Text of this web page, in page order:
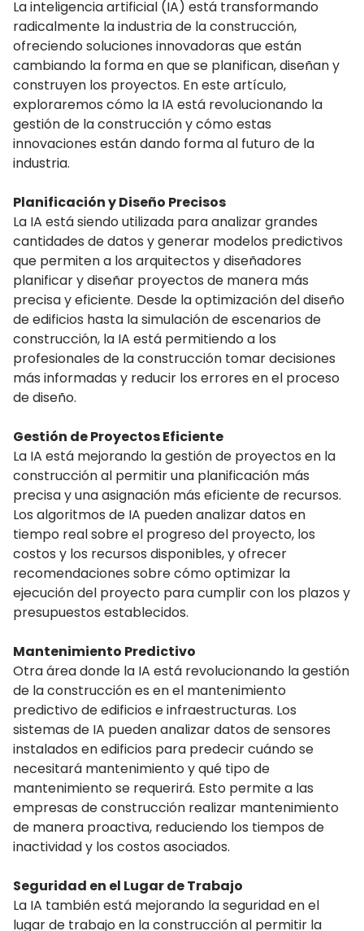
La inteligencia artificial (IA) está transformando
radicalmente la industria de la construcción,
ofreciendo soluciones innovadoras que están
cambiando la forma en que se planifican, diseñan y
construyen los proyectos. En este artículo,
exploraremos cómo la IA está revolucionando la
gestión de la construcción y cómo estas
innovaciones están dando forma al futuro de la
industria.
Planificación y Diseño Precisos
La IA está siendo utilizada para analizar grandes
cantidades de datos y generar modelos predictivos
que permiten a los arquitectos y diseñadores
planificar y diseñar proyectos de manera más
precisa y eficiente. Desde la optimización del diseño
de edificios hasta la simulación de escenarios de
construcción, la IA está permitiendo a los
profesionales de la construcción tomar decisiones
más informadas y reducir los errores en el proceso
de diseño.
Gestión de Proyectos Eficiente
La IA está mejorando la gestión de proyectos en la
construcción al permitir una planificación más
precisa y una asignación más eficiente de recursos.
Los algoritmos de IA pueden analizar datos en
tiempo real sobre el progreso del proyecto, los
costos y los recursos disponibles, y ofrecer
recomendaciones sobre cómo optimizar la
ejecución del proyecto para cumplir con los plazos y
presupuestos establecidos.
Mantenimiento Predictivo
Otra área donde la IA está revolucionando la gestión
de la construcción es en el mantenimiento
predictivo de edificios e infraestructuras. Los
sistemas de IA pueden analizar datos de sensores
instalados en edificios para predecir cuándo se
necesitará mantenimiento y qué tipo de
mantenimiento se requerirá. Esto permite a las
empresas de construcción realizar mantenimiento
de manera proactiva, reduciendo los tiempos de
inactividad y los costos asociados.
Seguridad en el Lugar de Trabajo
La IA también está mejorando la seguridad en el
lugar de trabajo en la construcción al permitir la